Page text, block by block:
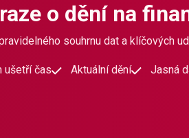
o dění na
souhrnu dat a klíčových
ušetří čas Aktuální dění Jasná